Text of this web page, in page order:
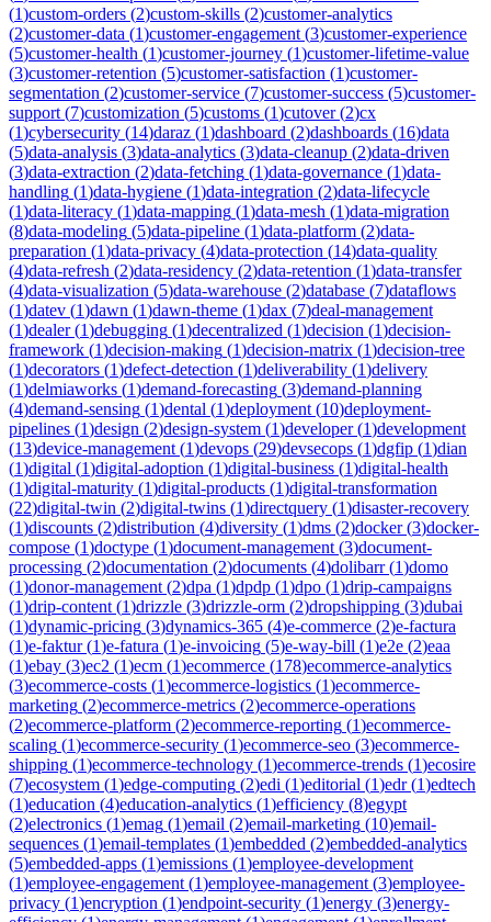
(1)custom-orders (2)custom-skills (2)customer-analytics
(2)customer-data (1)customer-engagement (3)customer-experience
(5)customer-health (1)customer-journey (1)customer-lifetime-value
(3)customer-retention (5)customer-satisfaction (1)customer-
segmentation (2)customer-service (7)customer-success (5)customer-
support (7)customization (5)customs (1)cutover(2)cx
(1)cybersecurity (14)daraz (1)dashboard (2)dashboards (16)data
(5)data-analysis (3)data-analytics (3)data-cleanup (2)data-driven
(3)data-extraction (2)data-fetching (1)data-governance (1)data-
handling (1)data-hygiene (1)data-integration (2)data-lifecycle
(1)data-literacy (1)data-mapping (1)data-mesh (1)data-migration
(8)data-modeling (5)data-pipeline (1)data-platform (2)data-
preparation (1)data-privacy (4)data-protection (14)data-quality
(4)data-refresh (2)data-residency (2)data-retention (1)data-transfer
(4)data-visualization (5)data-warehouse (2)database (7)dataflows
(1)datev (1)dawn (1)dawn-theme (1)dax (7)deal-management
(1)dealer(1)debugging (1)decentralized (1)decision (1)decision-
framework (1)decision-making (1)decision-matrix (1)decision-tree
(1)decorators (1)defect-detection (1)deliverability (1)delivery
(1)delmiaworks (1)demand-forecasting (3)demand-planning
(4)demand-sensing (1)dental (1)deployment (10)deployment-
pipelines (1)design (2)design-system (1)developer(1)development
(13)device-management (1)devops (29)devsecops (1)dgfip (1)dian
(1)digital (1)digital-adoption (1)digital-business (1)digital-health
(1)digital-maturity (1)digital-products (1)digital-transformation
(22)digital-twin (2)digital-twins (1)directquery (1)disaster-recovery
(1)discounts (2)distribution (4)diversity (1)dms (2)docker(3)docker-
compose (1)doctype (1)document-management (3)document-
processing (2)documentation (2)documents (4)dolibarr(1)domo
(1)donor-management (2)dpa (1)dpdp (1)dpo (1)drip-campaigns
(1)drip-content (1)drizzle (3)drizzle-orm (2)dropshipping (3)dubai
(1)dynamic-pricing (3)dynamics-365 (4)e-commerce (2)e-factura
(1)e-faktur(1)e-fatura (1)e-invoicing (5)e-way-bill (1)e2e (2)eaa
(1)ebay (3)ec2 (1)ecm (1)ecommerce (178)ecommerce-analytics
(3)ecommerce-costs (1)ecommerce-logistics (1)ecommerce-
marketing (2)ecommerce-metrics (2)ecommerce-operations
(2)ecommerce-platform (2)ecommerce-reporting (1)ecommerce-
scaling (1)ecommerce-security (1)ecommerce-seo (3)ecommerce-
shipping (1)ecommerce-technology (1)ecommerce-trends (1)ecosire
(7)ecosystem (1)edge-computing (2)edi (1)editorial (1)edr(1)edtech
(1)education (4)education-analytics (1)efficiency (8)egypt
(2)electronics (1)emag (1)email (2)email-marketing (10)email-
sequences (1)email-templates (1)embedded (2)embedded-analytics
(5)embedded-apps (1)emissions (1)employee-development
(1)employee-engagement (1)employee-management (3)employee-
privacy (1)encryption (1)endpoint-security (1)energy (3)energy-